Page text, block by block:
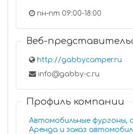
пн-пт 09:00-18:00
Веб-
http://gabbycamper.ru
info@gabby-c.ru
Профиль компании
Автомобильные фургоны,
Аренда и заказ